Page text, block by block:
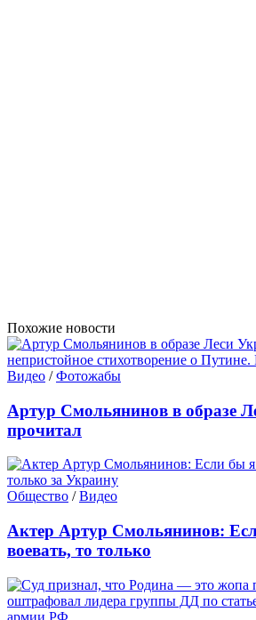
Похожие новости
Видео /Фотожабы
Артур Смольянинов в образе
прочитал
Общество /Видео
Актер Артур Смольянинов:
воевать, то только